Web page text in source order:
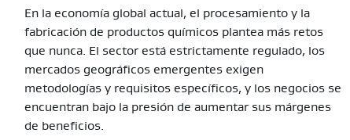
En la economía global actual, el procesamiento y la
fabricación de productos químicos plantea más retos
que nunca. El sector está estrictamente regulado, los
mercados geográficos emergentes exigen
metodologías y requisitos específicos, y los negocios se
encuentran bajo la presión de aumentar sus márgenes
de beneficios.